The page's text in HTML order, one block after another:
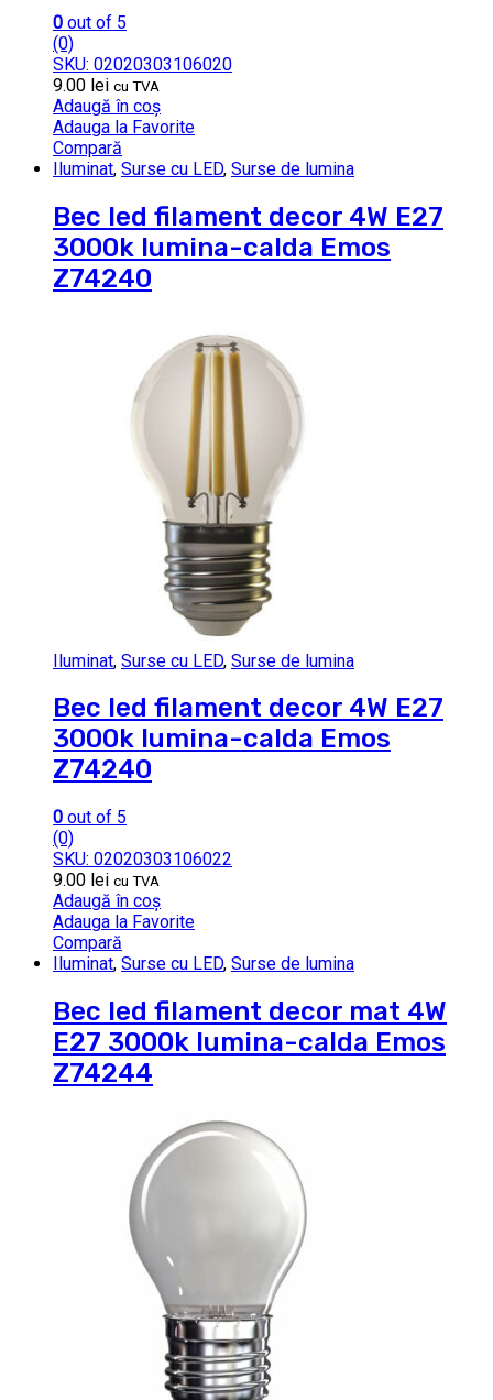
0 out of 5
(0)
SKU: 02020303106020
9.00 lei cu TVA
Adaugă în coș
Adauga la Favorite
Compară
Iluminat, Surse cu LED, Surse de lumina
Bec led filament decor 4W E27
3000k lumina-calda Emos
Z74240
Iluminat, Surse cu LED, Surse de lumina
Bec led filament decor 4W E27
3000k lumina-calda Emos
Z74240
0 out of 5
(0)
SKU: 02020303106022
9.00 lei cu TVA
Adaugă în coș
Adauga la Favorite
Compară
Iluminat, Surse cu LED, Surse de lumina
Bec led filament decor mat 4W
E27 3000k lumina-calda Emos
Z74244